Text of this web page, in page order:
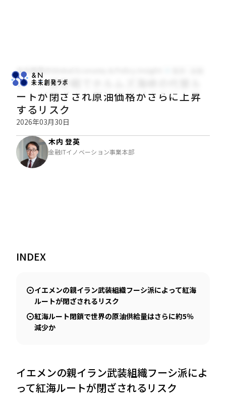
木内登英のGlobal Economy & Policy Insight
フーシ派参戦でホルムズ海峡の代替ル
ートが閉ざされ原油価格がさらに上昇
するリスク
2026年03月30日
木内 登英
金融ITイノベーション事業本部
INDEX
イエメンの親イラン武装組織フーシ派によって紅海
ルートが閉ざされるリスク
紅海ルート閉鎖で世界の原油供給量はさらに約5％
減少か
イエメンの親イラン武装組織フーシ派によ
って紅海ルートが閉ざされるリスク